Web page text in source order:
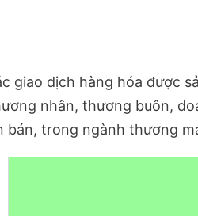
giao dịch hàng hóa được
nhân, thương buôn,
bán, trong ngành thương